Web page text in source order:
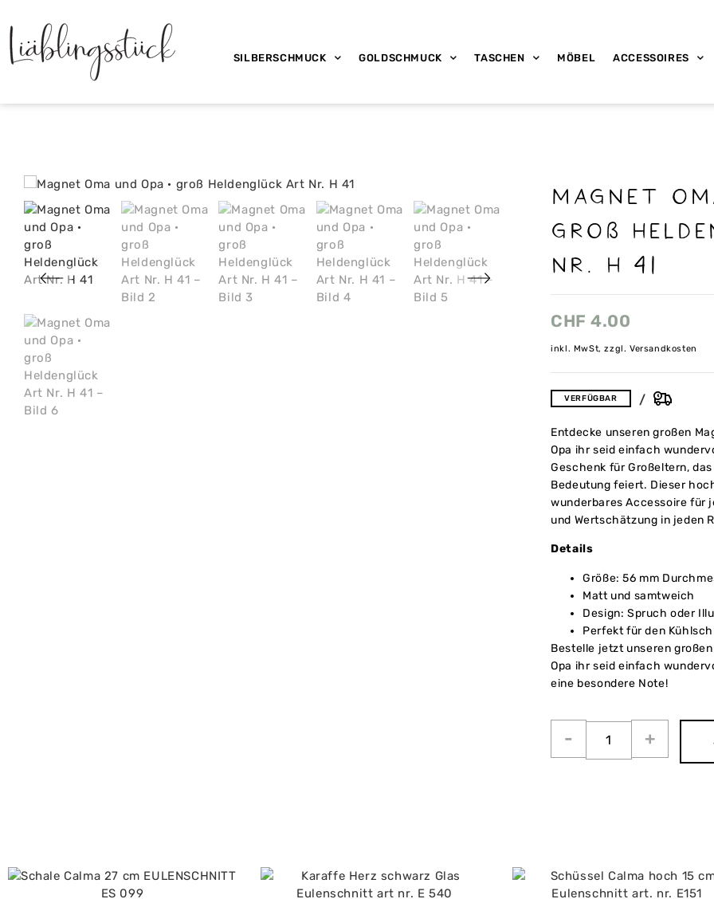
SILBERSCHMUCK GOLDSCHMUCK TASCHEN MÖBEL ACCESSOIRES
Magnet
groß
Nr. H 41
CHF 4.00
inkl. MwSt, zzgl. Versandkosten
VERFÜGBAR
Entdecke unseren großen
Opa ihr seid einfach
Geschenk für Großeltern,
Bedeutung feiert. Dieser
wunderbares Accessoire für
und Wertschätzung in jeden
Details
Größe: 56 mm
Matt und samtweich
Design: Spruch oder
Perfekt für den
Bestelle jetzt unseren
Opa ihr seid einfach
eine besondere Note!